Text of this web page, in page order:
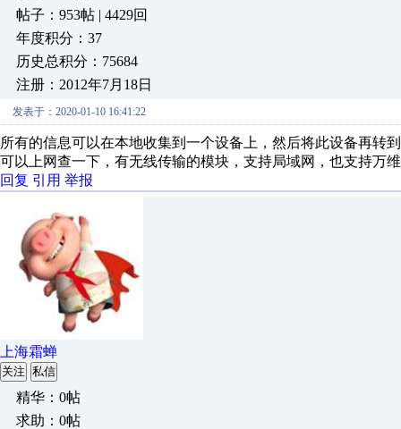
帖子：953帖 | 4429回
年度积分：37
历史总积分：75684
注册：2012年7月18日
发表于：2020-01-10 16:41:22
所有的信息可以在本地收集到一个设备上，然后将此设备再转
可以上网查一下，有无线传输的模块，支持局域网，也支持万
回复 引用 举报
上海霜蝉
关注 私信
精华：0帖
求助：0帖